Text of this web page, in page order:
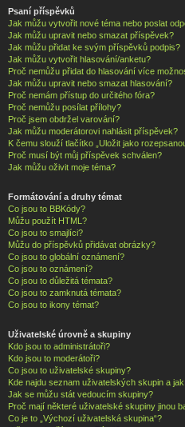
Psaní příspěvků
Jak můžu vytvořit nové téma nebo poslat
Jak můžu upravit nebo smazat příspěvek?
Jak můžu přidat ke svým příspěvků podpis?
Jak můžu vytvořit hlasování/anketu?
Proč nemůžu přidat do hlasování více
Jak můžu upravit nebo smazat hlasování?
Proč nemám přístup do určitého fóra?
Proč nemůžu posílat přílohy?
Proč jsem obdržel varování?
Jak můžu moderátorovi nahlásit příspěvek?
K čemu slouží tlačítko „Uložit jako
Proč musí být můj příspěvek schválen?
Jak můžu oživit moje téma?
Formátování a druhy témat
Co jsou to BBKódy?
Můžu použít HTML?
Co jsou to smajlíci?
Můžu do příspěvků přidávat obrázky?
Co jsou to globální oznámení?
Co jsou to oznámení?
Co jsou to důležitá témata?
Co jsou to zamknutá témata?
Co jsou to ikony témat?
Uživatelské úrovně a skupiny
Kdo jsou to administrátoři?
Kdo jsou to moderátoři?
Co jsou to uživatelské skupiny?
Kde najdu seznam uživatelských skupin a
Jak se můžu stát vedoucím skupiny?
Proč mají některé uživatelské skupiny jinou
Co je to „Výchozí uživatelská skupina“?